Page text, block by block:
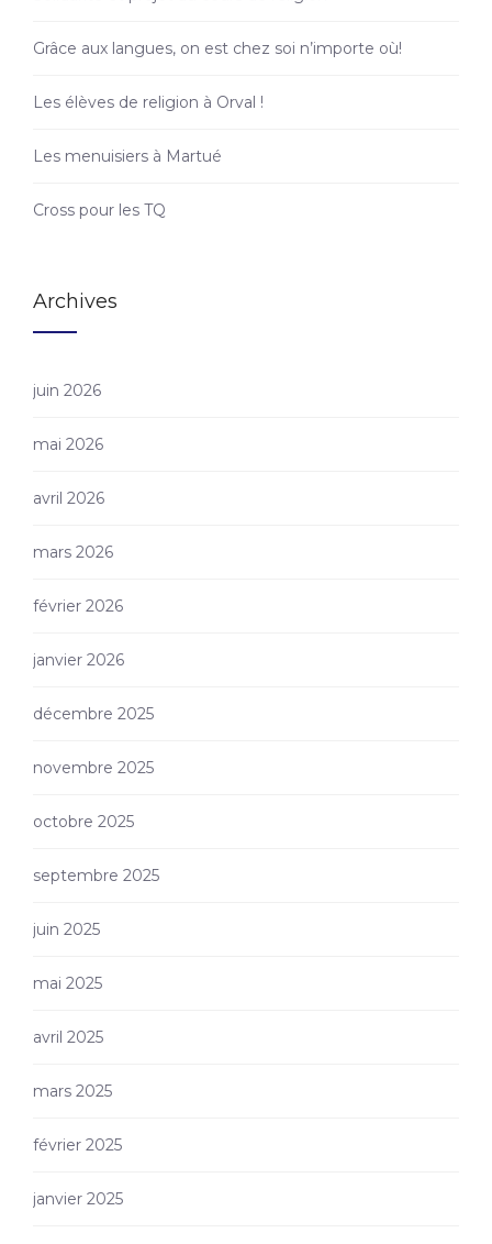
Grâce aux langues, on est chez soi n’importe où!
Les élèves de religion à Orval !
Les menuisiers à Martué
Cross pour les TQ
Archives
juin 2026
mai 2026
avril 2026
mars 2026
février 2026
janvier 2026
décembre 2025
novembre 2025
octobre 2025
septembre 2025
juin 2025
mai 2025
avril 2025
mars 2025
février 2025
janvier 2025